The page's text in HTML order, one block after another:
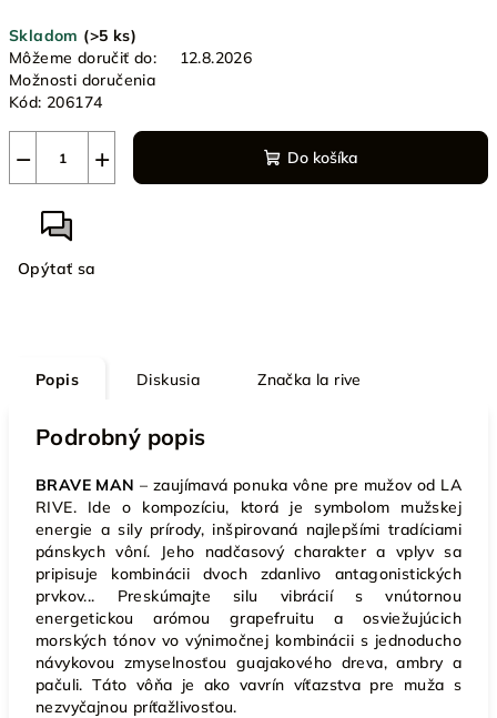
cena:
Skladom (>5 ks)
Môžeme doručiť do:
12.8.2026
Možnosti doručenia
Kód: 206174
+
− Do košíka
Opýtať sa
Popis Diskusia Značka la rive
Podrobný popis
BRAVE MAN – zaujímavá ponuka vône pre mužov od LA
RIVE. Ide o kompozíciu, ktorá je symbolom mužskej
energie a sily prírody, inšpirovaná najlepšími tradíciami
pánskych vôní. Jeho nadčasový charakter a vplyv sa
pripisuje kombinácii dvoch zdanlivo antagonistických
prvkov... Preskúmajte silu vibrácií s vnútornou
energetickou arómou grapefruitu a osviežujúcich
morských tónov vo výnimočnej kombinácii s jednoducho
návykovou zmyselnosťou guajakového dreva, ambry a
pačuli. Táto vôňa je ako vavrín víťazstva pre muža s
nezvyčajnou príťažlivosťou.